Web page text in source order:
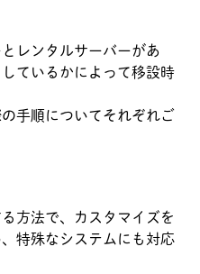
レンタルサーバーがあ
ているかによって移設時
手順についてそれぞれご
方法で、カスタマイズを
特殊なシステムにも対応